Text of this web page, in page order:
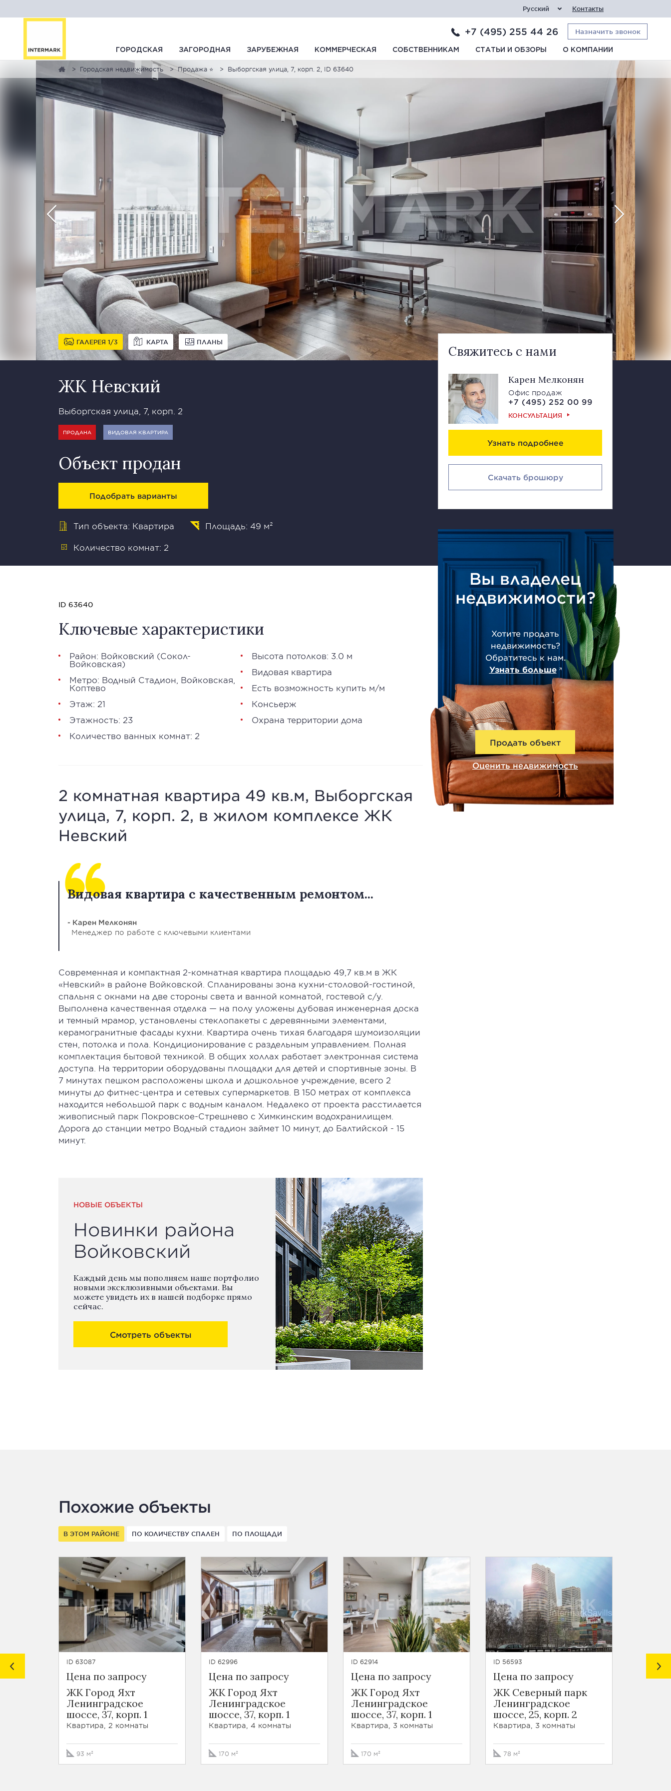
Русский Контакты
+7 (495) 255 44 26 Назначить звонок
ГОРОДСКАЯ ЗАГОРОДНАЯ ЗАРУБЕЖНАЯ КОММЕРЧЕСКАЯ СОБСТВЕННИКАМ СТАТЬИ И ОБЗОРЫ О КОМПАНИИ
Городская недвижимость Продажа ⭐ Выборгская улица, 7, корп. 2, ID 63640
ГАЛЕРЕЯ 1 3 КАРТА ПЛАНЫ
ЖК Невский
Выборгская улица, 7, корп. 2
ПРОДАНА ВИДОВАЯ КВАРТИРА
Объект продан
Подобрать варианты
Тип объекта: Квартира Площадь: 49 м²
Количество комнат: 2
Свяжитесь с нами
Карен Мелконян
Офис продаж
+7 (495) 252 00 99
КОНСУЛЬТАЦИЯ
Узнать подробнее
Скачать брошюру
Вы владелец
недвижимости?
Хотите продать
недвижимость?
Обратитесь к нам.
Узнать больше
Продать объект
Оценить недвижимость
ID 63640
Ключевые характеристики
Район: Войковский (Сокол-
Войковская)
Метро: Водный Стадион Войковская
Коптево
Этаж: 21
Этажность: 23
Количество ванных комнат: 2
Высота потолков: 3.0 м
Видовая квартира
Есть возможность купить м/м
Консьерж
Охрана территории дома
2 комнатная квартира 49 кв.м, Выборгская
улица, 7, корп. 2, в жилом комплексе ЖК
Невский
Видовая квартира с качественным ремонтом...
- Карен Мелконян
Менеджер по работе с ключевыми клиентами
Современная и компактная 2-комнатная квартира площадью 49,7 кв.м в ЖК
«Невский» в районе Войковской. Спланированы зона кухни-столовой-гостиной,
спальня с окнами на две стороны света и ванной комнатой, гостевой с/у.
Выполнена качественная отделка — на полу уложены дубовая инженерная доска
и темный мрамор, установлены стеклопакеты с деревянными элементами,
керамогранитные фасады кухни. Квартира очень тихая благодаря шумоизоляции
стен, потолка и пола. Кондиционирование с раздельным управлением. Полная
комплектация бытовой техникой. В общих холлах работает электронная система
доступа. На территории оборудованы площадки для детей и спортивные зоны. В
7 минутах пешком расположены школа и дошкольное учреждение, всего 2
минуты до фитнес-центра и сетевых супермаркетов. В 150 метрах от комплекса
находится небольшой парк с водным каналом. Недалеко от проекта расстилается
живописный парк Покровское-Стрешнево с Химкинским водохранилищем.
Дорога до станции метро Водный стадион займет 10 минут, до Балтийской - 15
минут.
НОВЫЕ ОБЪЕКТЫ
Новинки района
Войковский
Каждый день мы пополняем наше портфолио
новыми эксклюзивными объектами. Вы
можете увидеть их в нашей подборке прямо
сейчас.
Смотреть объекты
Похожие объекты
В ЭТОМ РАЙОНЕ ПО КОЛИЧЕСТВУ СПАЛЕН ПО ПЛОЩАДИ
ID 63087
Цена по запросу
ЖК Город Яхт
Ленинградское
шоссе, 37, корп. 1
Квартира, 2 комнаты
93 м²
ID 62996
Цена по запросу
ЖК Город Яхт
Ленинградское
шоссе, 37, корп. 1
Квартира, 4 комнаты
170 м²
ID 62914
Цена по запросу
ЖК Город Яхт
Ленинградское
шоссе, 37, корп. 1
Квартира, 3 комнаты
170 м²
ID 56593
Цена по запросу
ЖК Северный парк
Ленинградское
шоссе, 25, корп. 2
Квартира, 3 комнаты
78 м²
ID 64136
Цена